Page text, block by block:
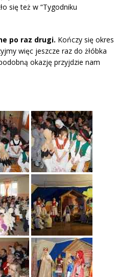
się też w “Tygodniku
po raz drugi. Kończy się okres
więc jeszcze raz do żłóbka
okazję przyjdzie nam